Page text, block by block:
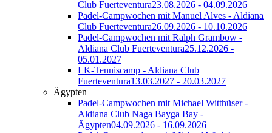
Club Fuerteventura23.08.2026 - 04.09.2026
Padel-Campwochen mit Manuel Alves - Aldiana
Club Fuerteventura26.09.2026 - 10.10.2026
Padel-Campwochen mit Ralph Grambow -
Aldiana Club Fuerteventura25.12.2026 -
05.01.2027
LK-Tenniscamp - Aldiana Club
Fuerteventura13.03.2027 - 20.03.2027
Ägypten
Padel-Campwochen mit Michael Witthüser -
Aldiana Club Naga Bayga Bay -
Ägypten04.09.2026 - 16.09.2026